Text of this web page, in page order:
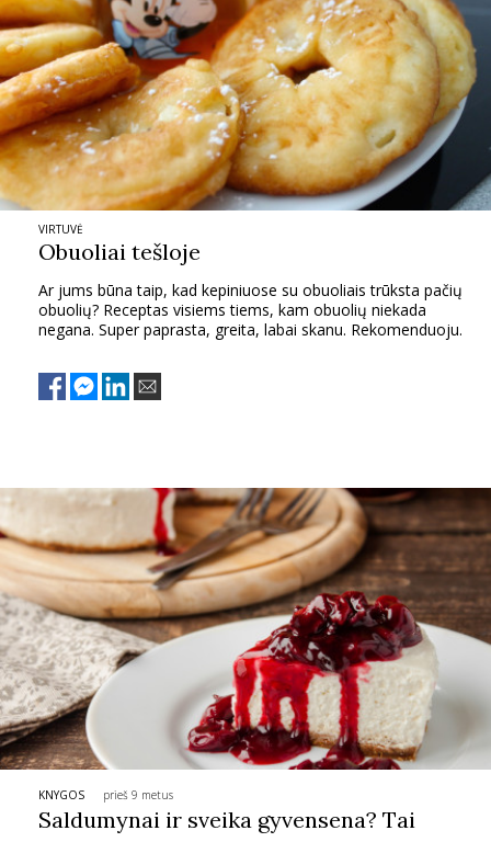
VIRTUVĖ
Obuoliai tešloje
Ar jums būna taip, kad kepiniuose su obuoliais trūksta pačių
obuolių? Receptas visiems tiems, kam obuolių niekada
negana. Super paprasta, greita, labai skanu. Rekomenduoju.
KNYGOS prieš 9 metus
Saldumynai ir sveika gyvensena? Tai